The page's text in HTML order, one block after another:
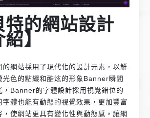
特的網站設計
】
的網站採用了現代化的設計元素，以鮮
光色的點綴和酷炫的形象Banner瞬間
，Banner的字體設計採用視覺錯位的
字體也能有動態的視覺效果，更加豐富
，使網站更具有變化性與動態感。讓網